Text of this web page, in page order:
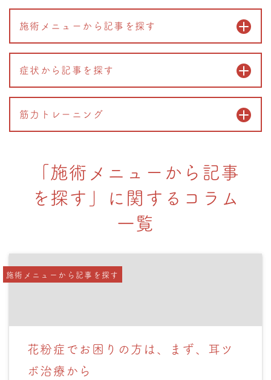
施術メニューから記事を探す
症状から記事を探す
筋力トレーニング
「施術メニューから記事
を探す」に関するコラム
一覧
花粉症でお困りの方は、まず、耳ツ
ボ治療から
施術メニューから記事を探す